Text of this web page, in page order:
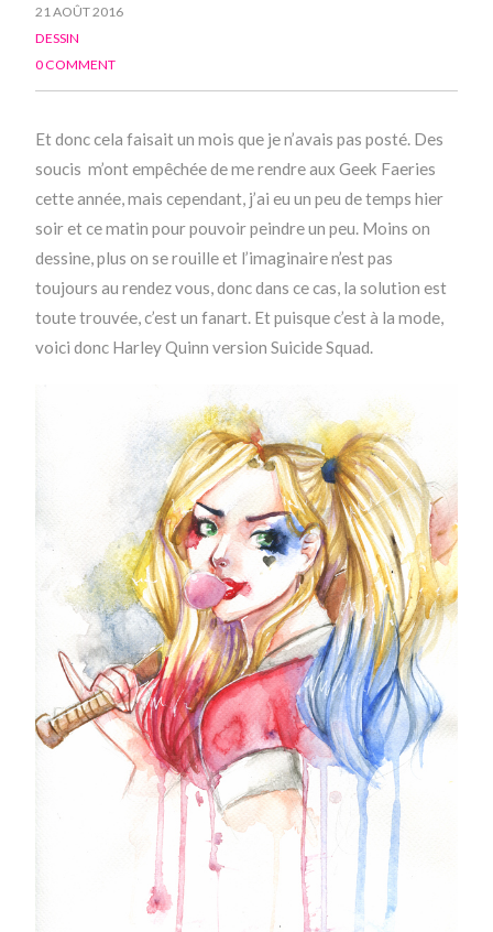
21 AOÛT 2016
DESSIN
0 COMMENT
Et donc cela faisait un mois que je n’avais pas posté. Des
soucis m’ont empêchée de me rendre aux Geek Faeries
cette année, mais cependant, j’ai eu un peu de temps hier
soir et ce matin pour pouvoir peindre un peu. Moins on
dessine, plus on se rouille et l’imaginaire n’est pas
toujours au rendez vous, donc dans ce cas, la solution est
toute trouvée, c’est un fanart. Et puisque c’est à la mode,
voici donc Harley Quinn version Suicide Squad.